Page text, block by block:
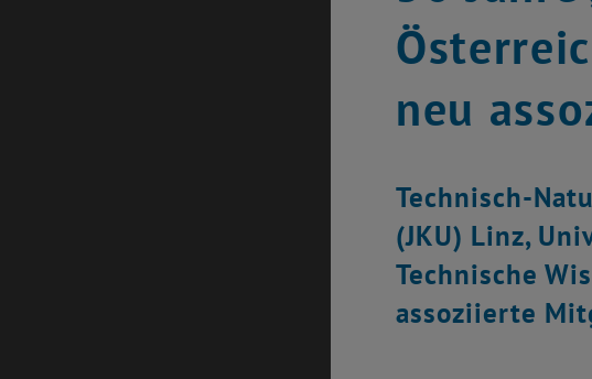
neu
Technisch-
(JKU) Linz,
Technische
assoziierte